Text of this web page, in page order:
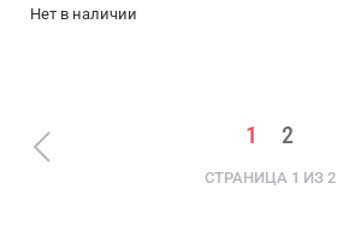
Нет в наличии
1 2
СТРАНИЦА 1 ИЗ 2